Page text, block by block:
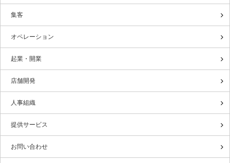
集客
オペレーション
起業・開業
店舗開発
人事組織
提供サービス
お問い合わせ